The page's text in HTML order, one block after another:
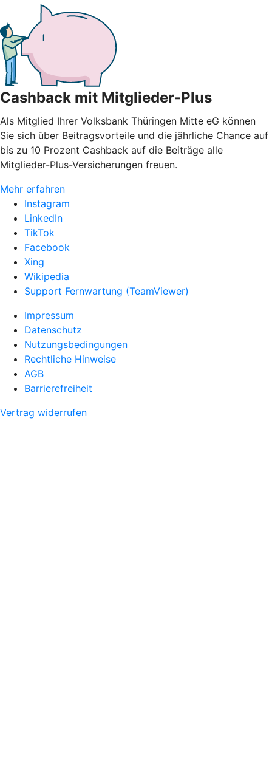
Cashback mit Mitglieder-Plus
Als Mitglied Ihrer Volksbank Thüringen Mitte eG können
Sie sich über Beitragsvorteile und die jährliche Chance auf
bis zu 10 Prozent Cashback auf die Beiträge alle
Mitglieder-Plus-Versicherungen freuen.
Mehr erfahren
Instagram
LinkedIn
TikTok
Facebook
Xing
Wikipedia
Support Fernwartung (TeamViewer)
Impressum
Datenschutz
Nutzungsbedingungen
Rechtliche Hinweise
AGB
Barrierefreiheit
Vertrag widerrufen